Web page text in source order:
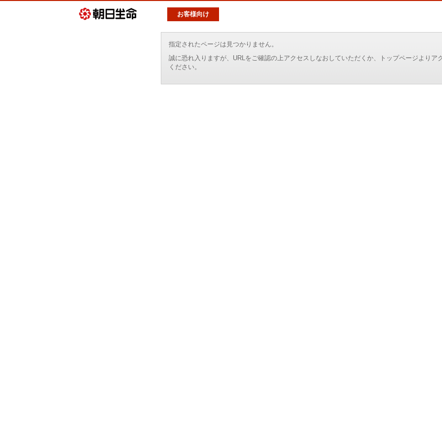
お客様向け
指定されたページは見つかりません。
誠に恐れ入りますが、URLをご確認の上アクセスしなおしていただくか、トップページよりア
ください。